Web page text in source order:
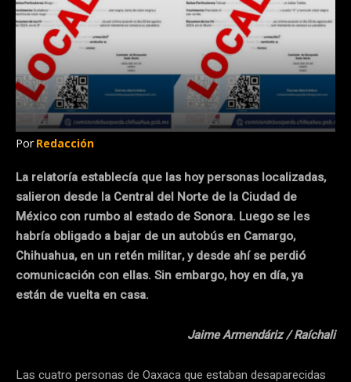
Por Redacción
La relatoría establecía que las hoy personas localizadas,
salieron desde la Central del Norte de la Ciudad de
México con rumbo al estado de Sonora. Luego se les
habría obligado a bajar de un autobús en Camargo,
Chihuahua, en un retén militar, y desde ahí se perdió
comunicación con ellas. Sin embargo, hoy en día, ya
están de vuelta en casa.
Jaime Armendáriz / Raíchali
Las cuatro personas de Oaxaca que estaban desaparecidas